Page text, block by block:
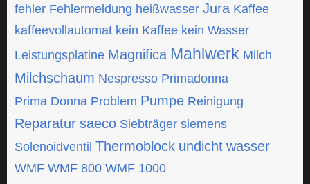
fehler Fehlermeldung heißwasser Jura Kaffee
kaffeevollautomat kein Kaffee kein Wasser
Leistungsplatine Magnifica Mahlwerk Milch
Milchschaum Nespresso Primadonna
Prima Donna Problem Pumpe Reinigung
Reparatur saeco Siebträger siemens
Solenoidventil Thermoblock undicht wasser
WMF WMF 800 WMF 1000